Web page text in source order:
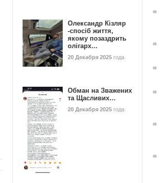
Олександр Кізляр
-спосіб життя,
якому позаздрить
олігарх…
20 Декабря 2025 года
Обман на Зважених
та Щасливих…
20 Декабря 2025 года